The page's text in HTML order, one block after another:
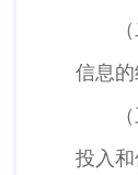
（二
信息的
（三
投入